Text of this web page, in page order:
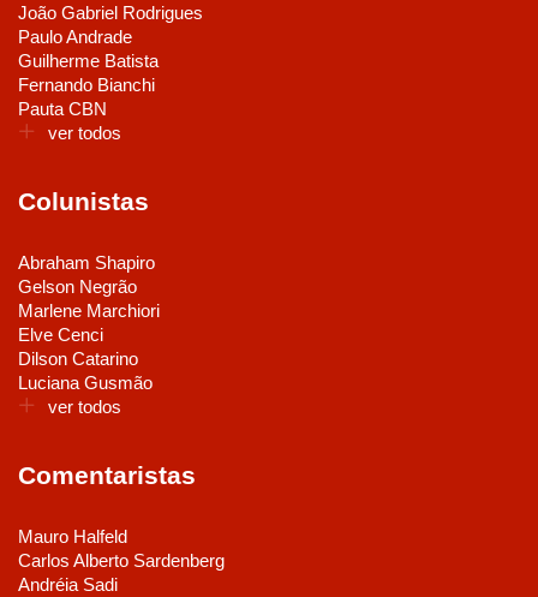
João Gabriel Rodrigues
Paulo Andrade
Guilherme Batista
Fernando Bianchi
Pauta CBN
ver todos
Colunistas
Abraham Shapiro
Gelson Negrão
Marlene Marchiori
Elve Cenci
Dilson Catarino
Luciana Gusmão
ver todos
Comentaristas
Mauro Halfeld
Carlos Alberto Sardenberg
Andréia Sadi